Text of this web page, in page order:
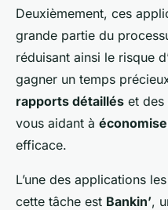
Deuxièmement, ces
grande partie du
réduisant ainsi le risque
gagner un temps
rapports détaillés et des
vous aidant à
efficace.
L’une des applications
cette tâche est Bankin’,